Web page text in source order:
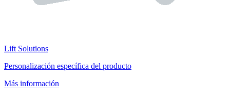
Lift Solutions
Personalización específica del producto
Más información